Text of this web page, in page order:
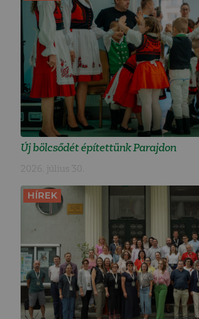
Új bölcsődét építettünk Parajdon
2026. július 30.
HÍREK